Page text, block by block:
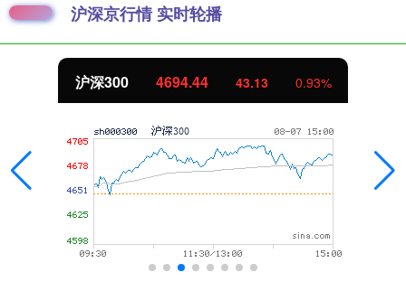
沪深京行情 实时轮播
北证50 1134.24 11.37 1.01%